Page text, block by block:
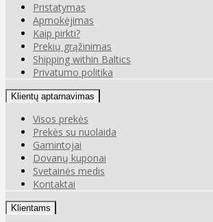
Pristatymas
Apmokėjimas
Kaip pirkti?
Prekių grąžinimas
Shipping within Baltics
Privatumo politika
Klientų aptarnavimas
Visos prekės
Prekės su nuolaida
Gamintojai
Dovanų kuponai
Svetainės medis
Kontaktai
Klientams